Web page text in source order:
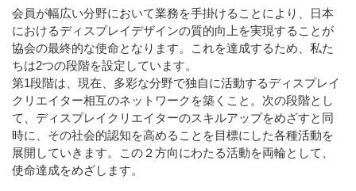
会員が幅広い分野において業務を手掛けることにより、日本
におけるディスプレイデザインの質的向上を実現することが
協会の最終的な使命となります。これを達成するため、私た
ちは2つの段階を設定しています。
第1段階は、現在、多彩な分野で独自に活動するディスプレイ
クリエイター相互のネットワークを築くこと。次の段階とし
て、ディスプレイクリエイターのスキルアップをめざすと同
時に、その社会的認知を高めることを目標にした各種活動を
展開していきます。この２方向にわたる活動を両輪として、
使命達成をめざします。